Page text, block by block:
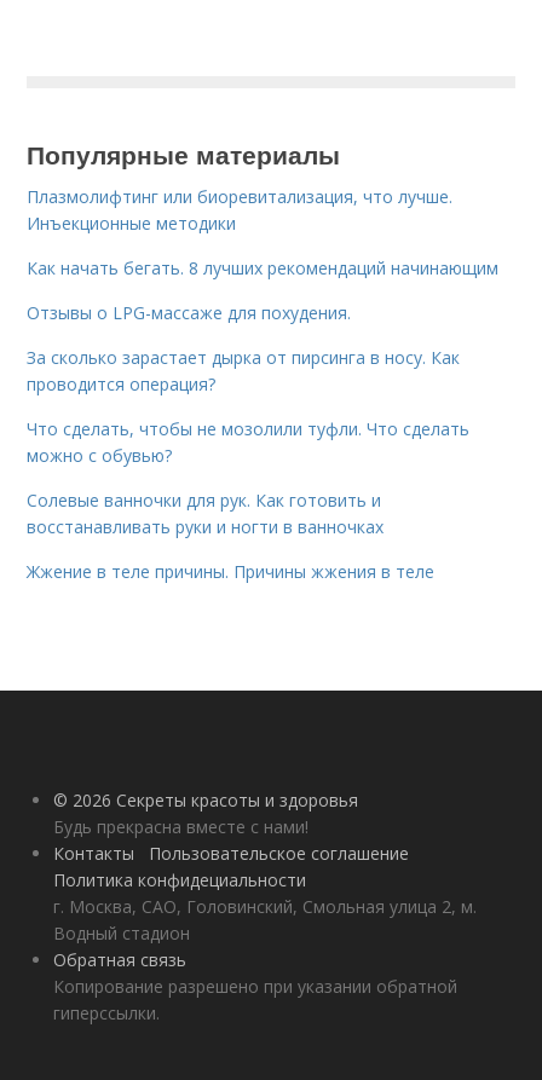
Популярные материалы
Плазмолифтинг или биоревитализация, что лучше.
Инъекционные методики
Как начать бегать. 8 лучших рекомендаций начинающим
Отзывы о LPG-массаже для похудения.
За сколько зарастает дырка от пирсинга в носу. Как
проводится операция?
Что сделать, чтобы не мозолили туфли. Что сделать
можно с обувью?
Солевые ванночки для рук. Как готовить и
восстанавливать руки и ногти в ванночках
Жжение в теле причины. Причины жжения в теле
© 2026 Секреты красоты и здоровья
Будь прекрасна вместе с нами!
Контакты
Пользовательское соглашение
Политика конфидециальности
г. Москва, САО, Головинский, Смольная улица 2, м.
Водный стадион
Обратная связь
Копирование разрешено при указании обратной
гиперссылки.